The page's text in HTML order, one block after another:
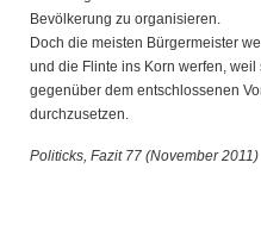
Bevölkerung zu organisieren.
Doch die meisten Bürgermeister
und die Flinte ins Korn werfen,
gegenüber dem entschlossenen
durchzusetzen.
Politicks, Fazit 77 (November 2011)